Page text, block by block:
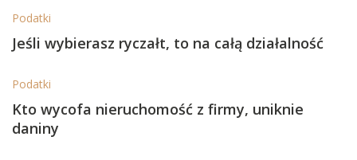
Podatki
Jeśli wybierasz ryczałt, to na całą działalność
Podatki
Kto wycofa nieruchomość z firmy, uniknie
daniny